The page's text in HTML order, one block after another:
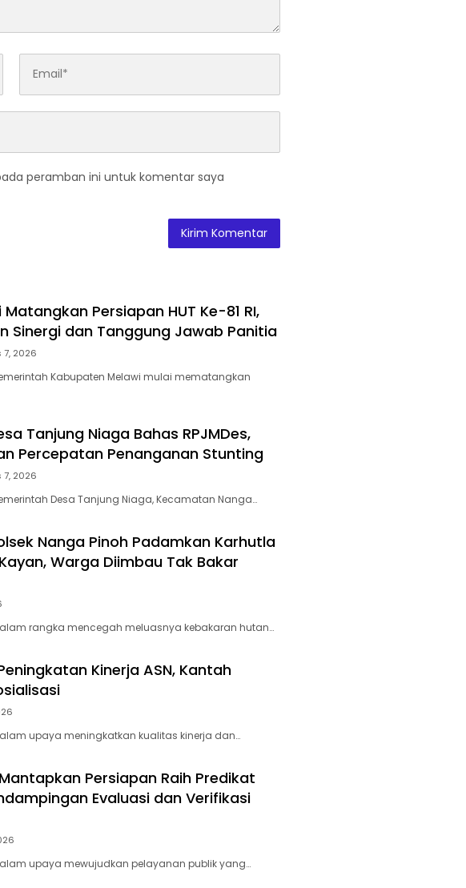
peramban ini untuk komentar saya
Persiapan HUT Ke-81 RI,
Sinergi dan Tanggung Jawab Panitia
7, 2026
Kabupaten Melawi mulai mematangkan
Tanjung Niaga Bahas RPJMDes,
Percepatan Penanganan Stunting
7, 2026
Desa Tanjung Niaga, Kecamatan Nanga…
Nanga Pinoh Padamkan Karhutla
Warga Diimbau Tak Bakar
rangka mencegah meluasnya kebakaran hutan…
Kinerja ASN, Kantah
upaya meningkatkan kualitas kinerja dan…
Persiapan Raih Predikat
Evaluasi dan Verifikasi
upaya mewujudkan pelayanan publik yang…